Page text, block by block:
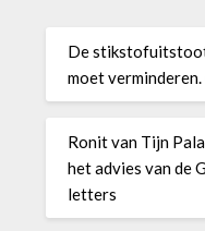
De
moet
Ronit van Tijn
het advies van de
letters